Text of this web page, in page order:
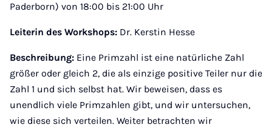
Paderborn) von 18:00 bis 21:00 Uhr
Leiterin des Workshops: Dr. Kerstin Hesse
Beschreibung: Eine Primzahl ist eine natürliche Zahl
größer oder gleich 2, die als einzige positive Teiler nur die
Zahl 1 und sich selbst hat. Wir beweisen, dass es
unendlich viele Primzahlen gibt, und wir untersuchen,
wie diese sich verteilen. Weiter betrachten wir